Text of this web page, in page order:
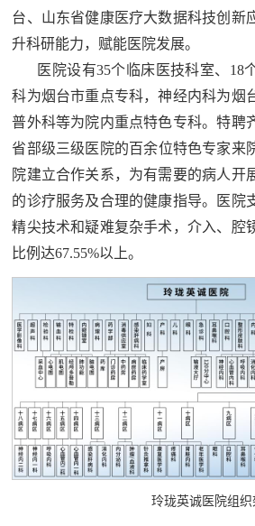
台、山东省健康医疗大数据科技创新
升科研能力，赋能医院发展。
医院设有35个临床医技科室、18
科为烟台市重点专科，神经内科为烟
普外科等为院内重点特色专科。特聘
省部级三级医院的百余位特色专家来
院建立合作关系，为有需要的病人开
的诊疗服务及合理的健康指导。
医院
精尖技术和疑难复杂手术，介入、腔
比例达67.55%以上。
玲珑英诚医院组织